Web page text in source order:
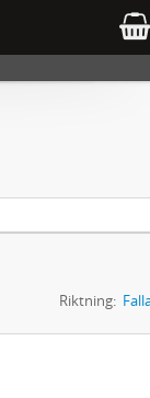
Riktning: